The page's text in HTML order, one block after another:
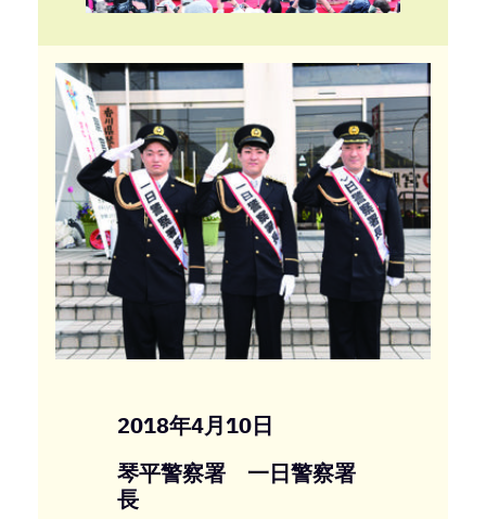
2018年4月10日
琴平警察署 一日警察署
長